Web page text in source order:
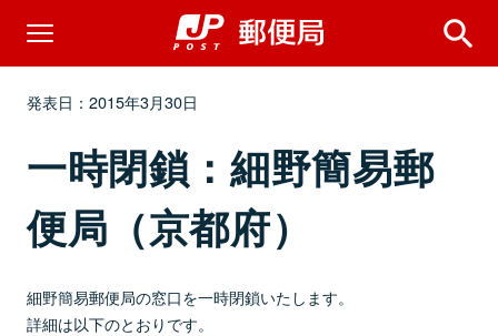
発表日：2015年3月30日
一時閉鎖：細野簡易郵
便局（京都府）
細野簡易郵便局の窓口を一時閉鎖いたします。
詳細は以下のとおりです。